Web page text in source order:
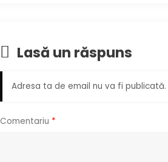
a
e
Lasă un răspuns
Adresa ta de email nu va fi publicată.
Comentariu *